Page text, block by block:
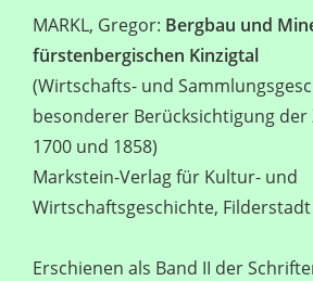
MARKL, Gregor: Bergbau und
fürstenbergischen Kinzigtal
(Wirtschafts- und
besonderer Berücksichtigung der
1700 und 1858)
Markstein-Verlag für Kultur- und
Wirtschaftsgeschichte,
Erschienen als Band II der